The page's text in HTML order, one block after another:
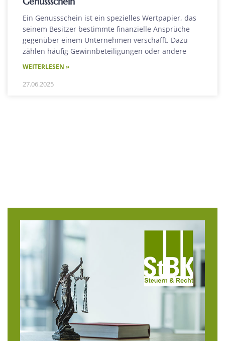
Ein Genussschein ist ein spezielles Wertpapier, das
seinem Besitzer bestimmte finanzielle Ansprüche
gegenüber einem Unternehmen verschafft. Dazu
zählen häufig Gewinnbeteiligungen oder andere
WEITERLESEN »
27.06.2025